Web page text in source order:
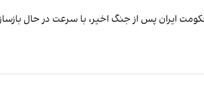
ایران پس از جنگ اخیر، با سرعت در حال